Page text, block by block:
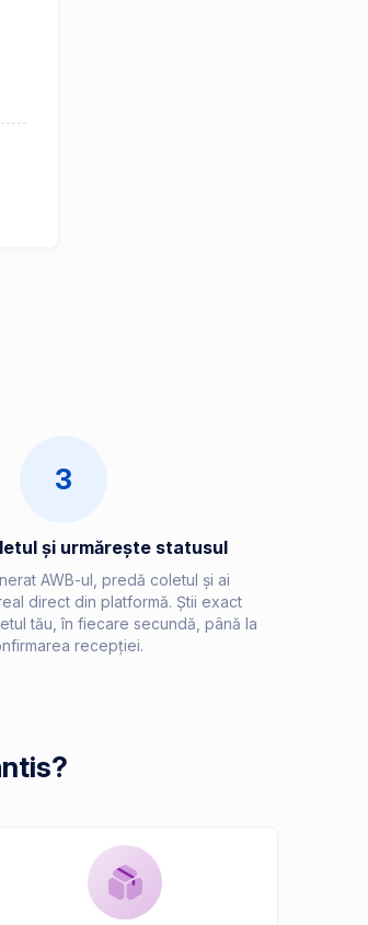
3
și urmărește statusul
AWB-ul, predă coletul și ai
direct din platformă. Știi exact
tău, în fiecare secundă, până la
recepției.